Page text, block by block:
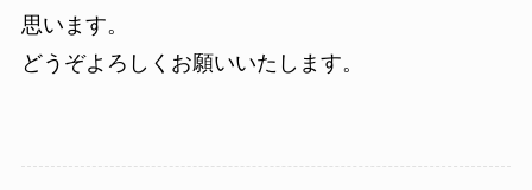
思います。
どうぞよろしくお願いいたします。